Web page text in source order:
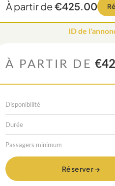
À partir de€425.00
ID de
À PARTIR DE
Disponibilité
Durée
Passagers minimum
Réserver →